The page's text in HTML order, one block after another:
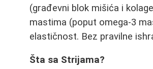
(građevni blok mišića i
mastima (poput omega-3
elastičnost. Bez pravilne
Šta sa Strijama?